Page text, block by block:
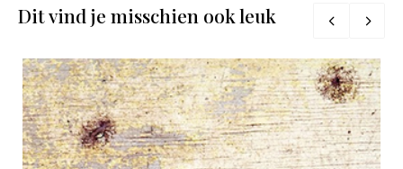
Dit vind je misschien ook leuk